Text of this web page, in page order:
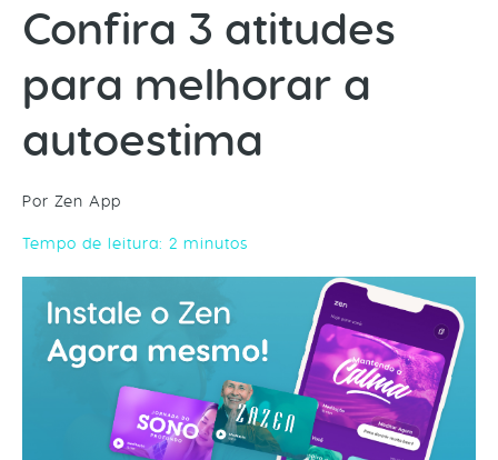
Confira 3 atitudes
para melhorar a
autoestima
Por Zen App
Tempo de leitura: 2 minutos